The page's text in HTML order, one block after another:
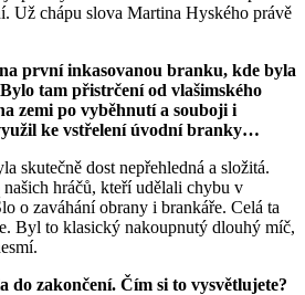
Už chápu slova Martina Hyského právě
první inkasovanou branku, kde byla
tam přistrčení od vlašimského
zemi po vyběhnutí a souboji i
ke vstřelení úvodní branky…
skutečně dost nepřehledná a složitá.
hráčů, kteří udělali chybu v
o zaváhání obrany i brankáře. Celá ta
Byl to klasický nakoupnutý dlouhý míč,
do zakončení. Čím si to vysvětlujete?